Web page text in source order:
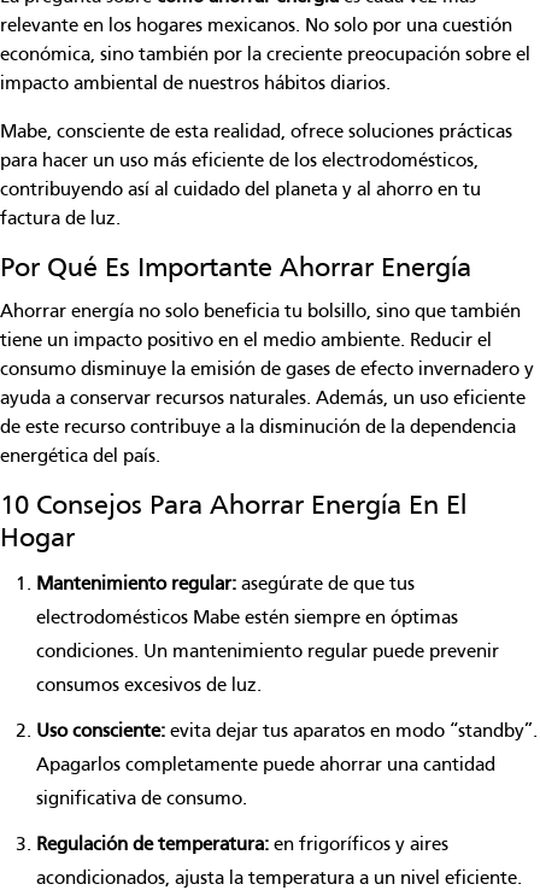
relevante en los hogares mexicanos. No solo por una cuestión
económica, sino también por la creciente preocupación sobre el
impacto ambiental de nuestros hábitos diarios.
Mabe, consciente de esta realidad, ofrece soluciones prácticas
para hacer un uso más eficiente de los electrodomésticos,
contribuyendo así al cuidado del planeta y al ahorro en tu
factura de luz.
Por Qué Es Importante Ahorrar Energía
Ahorrar energía no solo beneficia tu bolsillo, sino que también
tiene un impacto positivo en el medio ambiente. Reducir el
consumo disminuye la emisión de gases de efecto invernadero y
ayuda a conservar recursos naturales. Además, un uso eficiente
de este recurso contribuye a la disminución de la dependencia
energética del país.
10 Consejos Para Ahorrar Energía En El
Hogar
Mantenimiento regular: asegúrate de que tus
electrodomésticos Mabe estén siempre en óptimas
condiciones. Un mantenimiento regular puede prevenir
consumos excesivos de luz.
Uso consciente: evita dejar tus aparatos en modo “standby”.
Apagarlos completamente puede ahorrar una cantidad
significativa de consumo.
Regulación de temperatura: en frigoríficos y aires
acondicionados, ajusta la temperatura a un nivel eficiente.